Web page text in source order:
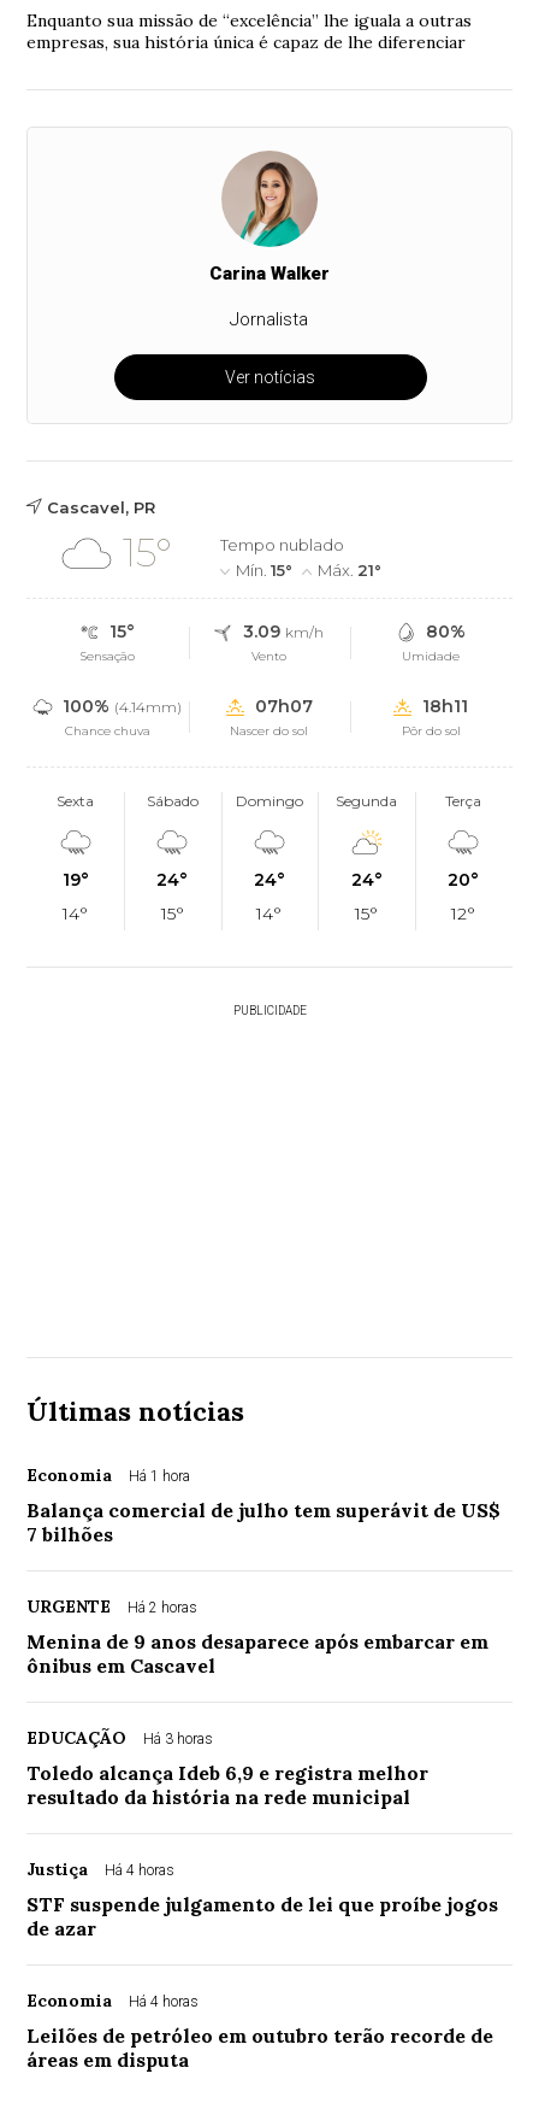
Enquanto sua missão de “excelência” lhe iguala a outras
empresas, sua história única é capaz de lhe diferenciar
Carina Walker
Jornalista
Ver notícias
Cascavel, PR
15°
Tempo nublado
Mín.15° Máx. 21°
15°
Sensação
3.09 km/h
Vento
80%
Umidade
100% (4.14mm)
Chance chuva
07h07
Nascer do sol
18h11
Pôr do sol
Sexta
19°
14°
Sábado
24°
15°
Domingo
24°
14°
Segunda
24°
15°
Terça
20°
12°
PUBLICIDADE
Últimas notícias
Economia Há 1 hora
Balança comercial de julho tem superávit de US$
7 bilhões
URGENTE Há 2 horas
Menina de 9 anos desaparece após embarcar em
ônibus em Cascavel
EDUCAÇÃO Há 3 horas
Toledo alcança Ideb 6,9 e registra melhor
resultado da história na rede municipal
Justiça Há 4 horas
STF suspende julgamento de lei que proíbe jogos
de azar
Economia Há 4 horas
Leilões de petróleo em outubro terão recorde de
áreas em disputa